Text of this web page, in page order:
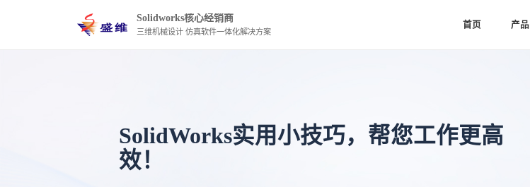
Solidworks核心经销商
三维机械设计 仿真软件一体化解决方案
首页 产品
SolidWorks实用小技巧，帮您工作更高
效！